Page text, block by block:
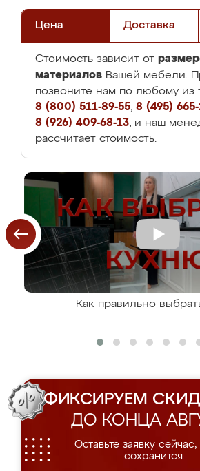
Цена Доставка
Стоимость зависит от
материалов Вашей мебели.
позвоните нам по любому из
8 (800) 511-89-55, 8 (495)
8 (926) 409-68-13, и наш
рассчитает стоимость.
Как правильно
ФИКСИРУЕМ
ДО КОНЦА
Оставьте заявку сейчас,
сохранится.